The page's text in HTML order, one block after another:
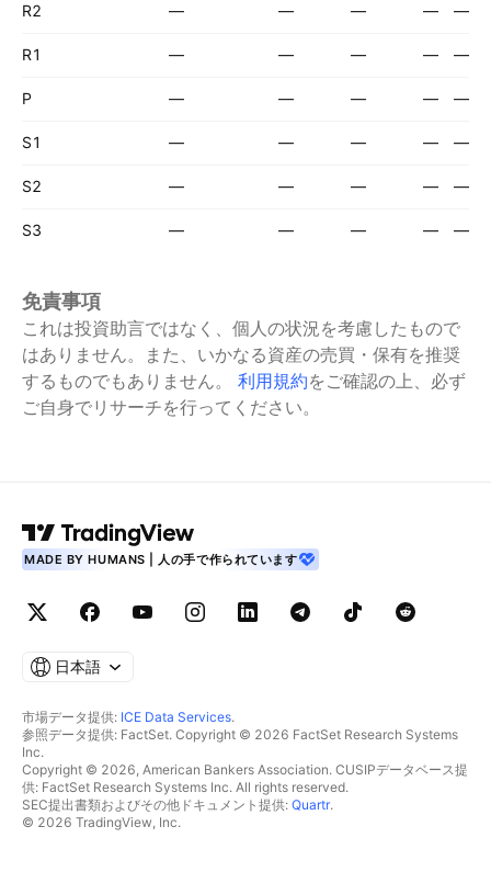
R2 — — — — —
R1 — — — — —
P — — — — —
S1 — — — — —
S2 — — — — —
S3 — — — — —
免責事項
これは投資助言ではなく、個人の状況を考慮したもので
はありません。また、いかなる資産の売買・保有を推奨
するものでもありません。
利用規約をご確認の上、必ず
ご自身でリサーチを行ってください。
MADE BY HUMANS | 人の手で作られています
日本語
市場データ提供: ICE Data Services.
参照データ提供: FactSet. Copyright © 2026 FactSet Research Systems
Inc.
Copyright © 2026, American Bankers Association. CUSIPデータベース提
供: FactSet Research Systems Inc. All rights reserved.
SEC提出書類およびその他ドキュメント提供: Quartr.
© 2026 TradingView, Inc.